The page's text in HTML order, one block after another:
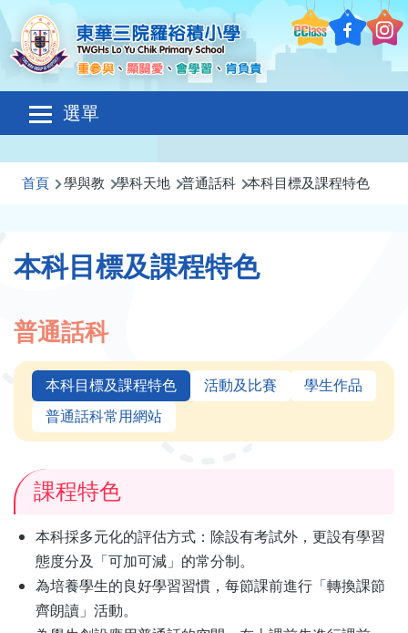
移至主內容
選單
Main
navigation
導
結
首頁 學與教 學科天地 普通話科 本科目標及課程特色
本科目標及課程特色
普通話科
本科目標及課程特色 活動及比賽
學生作品
普通話科常用網站
課程特色
本科採多元化的評估方式：除設有考試外，更設有學習
態度分及「可加可減」的常分制。
為培養學生的良好學習習慣，每節課前進行「轉換課節
齊朗讀」活動。